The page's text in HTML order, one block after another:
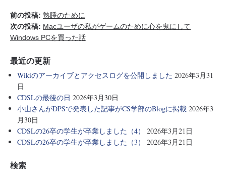
前の投稿: 熟睡のために
次の投稿: Macユーザの私がゲームのために心を鬼にして
Windows PCを買った話
最近の更新
Wikiのアーカイブとアクセスログを公開しました 2026年3月31
日
CDSLの最後の日 2026年3月30日
小山さんがDPSで発表した記事がCS学部のBlogに掲載 2026年3
月30日
CDSLの26卒の学生が卒業しました（4）
2026年3月21日
CDSLの26卒の学生が卒業しました（3）
2026年3月21日
検索